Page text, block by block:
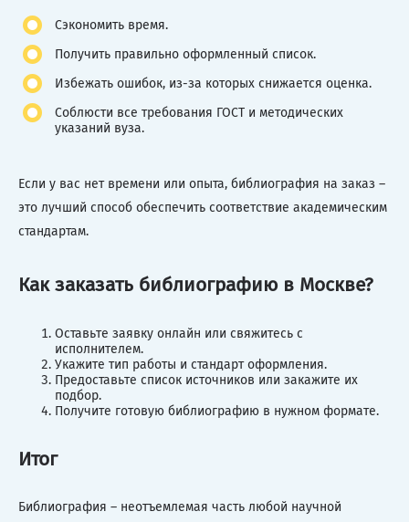
Сэкономить время.
Получить правильно оформленный список.
Избежать ошибок, из-за которых снижается оценка.
Соблюсти все требования ГОСТ и методических
указаний вуза.
Если у вас нет времени или опыта, библиография на заказ –
это лучший способ обеспечить соответствие академическим
стандартам.
Как заказать библиографию в Москве?
Оставьте заявку онлайн или свяжитесь с
исполнителем.
Укажите тип работы и стандарт оформления.
Предоставьте список источников или закажите их
подбор.
Получите готовую библиографию в нужном формате.
Итог
Библиография – неотъемлемая часть любой научной